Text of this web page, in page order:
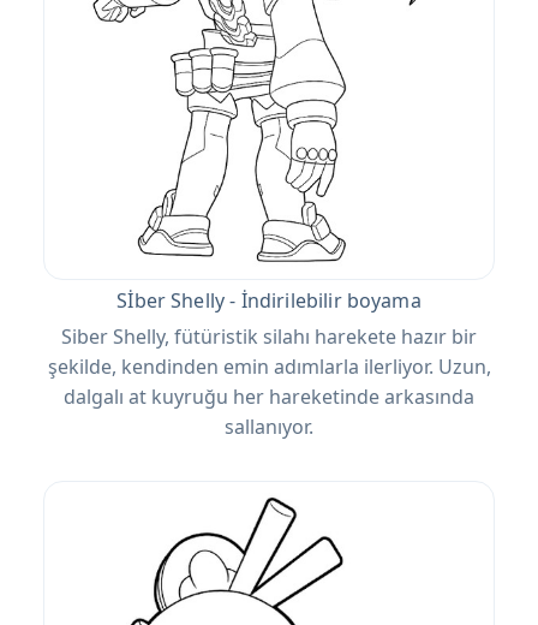
Sİber Shelly - İndirilebilir boyama
Siber Shelly, fütüristik silahı harekete hazır bir
şekilde, kendinden emin adımlarla ilerliyor. Uzun,
dalgalı at kuyruğu her hareketinde arkasında
sallanıyor.